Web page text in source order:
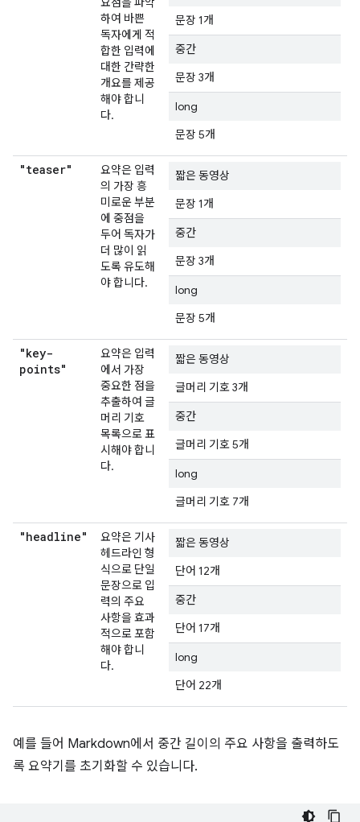
하여 바쁜
독자에게 적
합한 입력에
대한 간략한
개요를 제공
해야 합니
다.
문장 1개
중간
문장 3개
long
문장 5개
"teaser"
요약은 입력
의 가장 흥
미로운 부분
에 중점을
두어 독자가
더 많이 읽
도록 유도해
야 합니다.
짧은 동영상
문장 1개
중간
문장 3개
long
문장 5개
"key-
points"
요약은 입력
에서 가장
중요한 점을
추출하여 글
머리 기호
목록으로 표
시해야 합니
다.
짧은 동영상
글머리 기호 3개
중간
글머리 기호 5개
long
글머리 기호 7개
"headline"
요약은 기사
헤드라인 형
식으로 단일
문장으로 입
력의 주요
사항을 효과
적으로 포함
해야 합니
다.
짧은 동영상
단어 12개
중간
단어 17개
long
단어 22개
예를 들어 Markdown에서 중간 길이의 주요 사항을 출력하도
록 요약기를 초기화할 수 있습니다.